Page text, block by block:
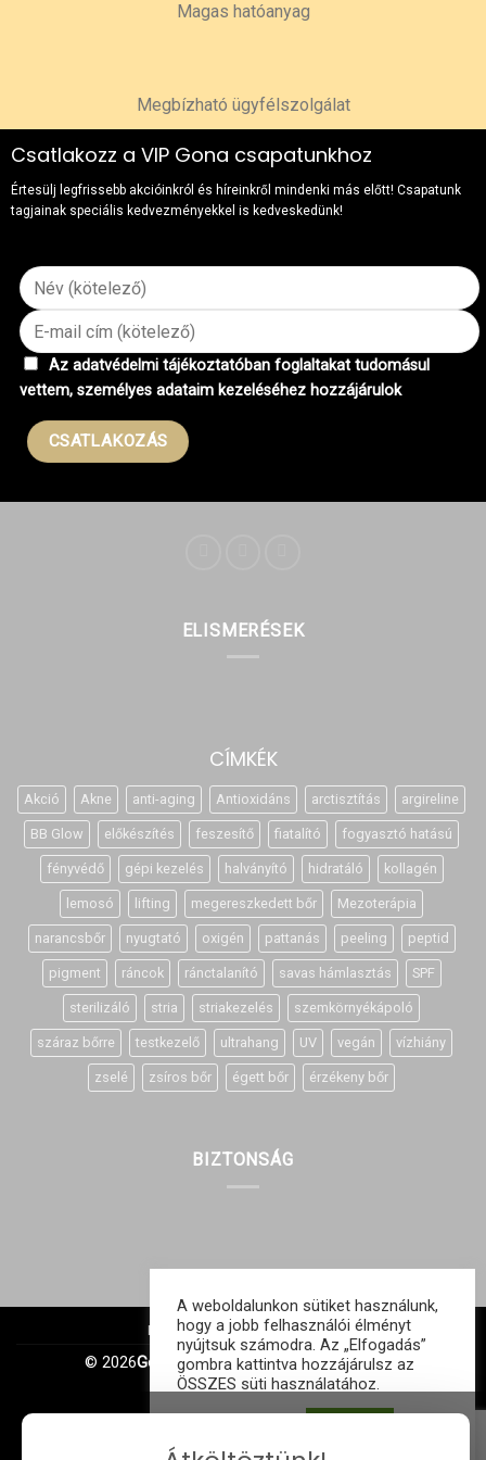
Magas hatóanyag
Megbízható ügyfélszolgálat
Csatlakozz a VIP Gona csapatunkhoz
Értesülj legfrissebb akcióinkról és híreinkről mindenki más előtt! Csapatunk
tagjainak speciális kedvezményekkel is kedveskedünk!
Az adatvédelmi tájékoztatóban foglaltakat tudomásul
vettem, személyes adataim kezeléséhez hozzájárulok
ELISMERÉSEK
CÍMKÉK
Akció Akne anti-aging Antioxidáns arctisztítás argireline
BB Glow előkészítés feszesítő fiatalító fogyasztó hatású
fényvédő gépi kezelés halványító hidratáló kollagén
lemosó lifting megereszkedett bőr Mezoterápia
narancsbőr nyugtató oxigén pattanás peeling peptid
pigment ráncok ránctalanító savas hámlasztás SPF
sterilizáló stria striakezelés szemkörnyékápoló
száraz bőrre testkezelő ultrahang UV vegán vízhiány
zselé zsíros bőr égett bőr érzékeny bőr
BIZTONSÁG
IMPRESSZUM ÁSZF GDPR
© 2026Gonagold Kft. | Minden jog fenntartva
A weboldalunkon sütiket használunk,
hogy a jobb felhasználói élményt
nyújtsuk számodra. Az „Elfogadás”
gombra kattintva hozzájárulsz az
ÖSSZES süti használatához.